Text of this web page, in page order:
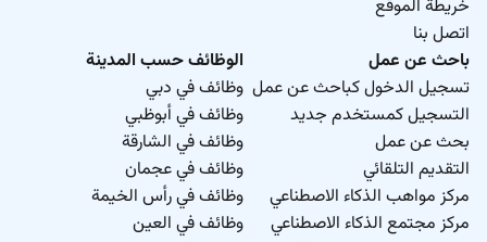
خريطة الموقع
اتصل بنا
باحث عن عمل
تسجيل الدخول كباحث عن عمل
التسجيل كمستخدم جديد
بحث عن عمل
التقديم التلقائي
مركز مواهب الذكاء الاصطناعي
مركز مجتمع الذكاء الاصطناعي
الوظائف حسب المدينة
وظائف في دبي
وظائف في أبوظبي
وظائف في الشارقة
وظائف في عجمان
وظائف في رأس الخيمة
وظائف في العين